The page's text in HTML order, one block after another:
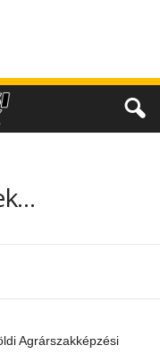
Agrárszakképzési